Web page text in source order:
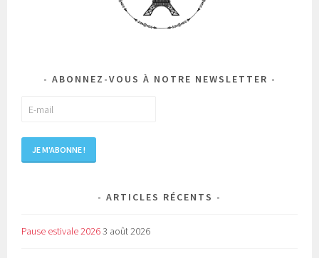
ABONNEZ-VOUS À NOTRE NEWSLETTER
ARTICLES RÉCENTS
Pause estivale 20263 août 2026